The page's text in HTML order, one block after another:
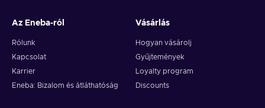
Az Eneba-ról
Rólunk
Kapcsolat
Karrier
Eneba: Bizalom és átláthatóság
Vásárlás
Hogyan vásárolj
Gyűjtemények
Loyalty program
Discounts